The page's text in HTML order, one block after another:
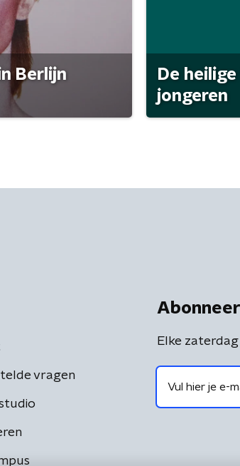
Berlijn
De
jongeren
vragen
Elke zaterdag